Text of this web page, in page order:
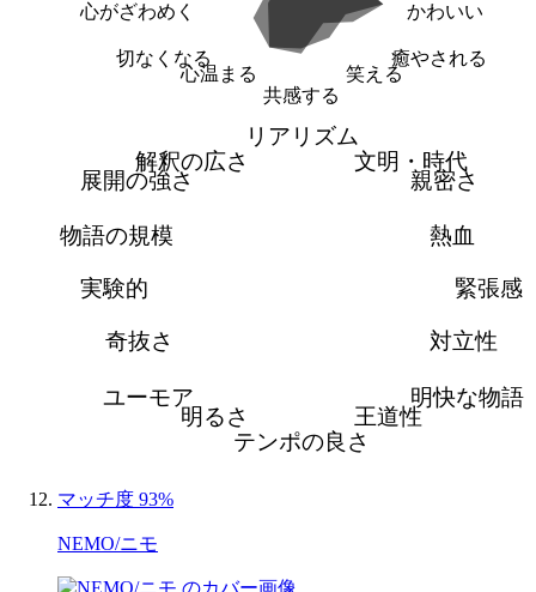
かわいい
癒やされる
笑える
共感する
心温まる
切なくなる
心がざわめく
リアリズム
文明・時代
親密さ
熱血
緊張感
対立性
明快な物語
王道性
テンポの良さ
明るさ
ユーモア
奇抜さ
実験的
物語の規模
展開の強さ
解釈の広さ
マッチ度 93%
NEMO/ニモ